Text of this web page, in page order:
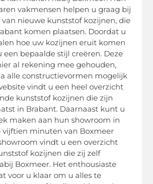
vakmensen helpen u graag bij
nieuwe kunststof kozijnen, die
komen plaatsen. Doordat u
hoe uw kozijnen eruit komen
een bepaalde stijl creëren. Deze
al rekening mee gehouden,
alle constructievormen mogelijk
vindt u een heel overzicht
kunststof kozijnen die zijn
in Brabant. Daarnaast kunt u
maken aan hun showroom in
vijftien minuten van Boxmeer
vindt u een overzicht
kozijnen die zij zelf
Boxmeer. Het enthousiaste
voor u klaar om u alles te